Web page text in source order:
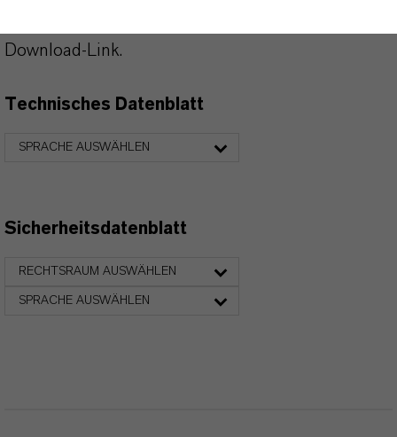
Download-Link.
Technisches Datenblatt
SPRACHE AUSWÄHLEN
Sicherheitsdatenblatt
RECHTSRAUM AUSWÄHLEN
SPRACHE AUSWÄHLEN